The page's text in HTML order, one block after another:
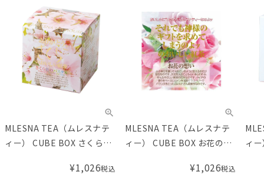
MLESNA TEA（ムレスナテ
ィー） CUBE BOX さくら色
¥1,026税込
MLESNA TEA（ムレスナテ
ィー） CUBE BOX お花の想
¥1,026税込
ィ